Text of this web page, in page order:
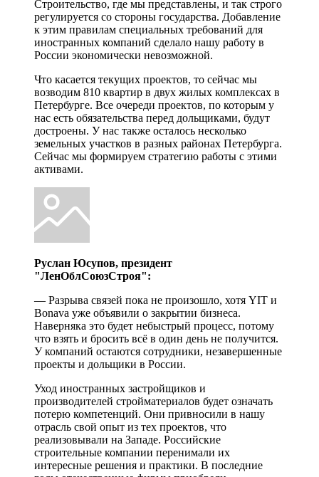
Строительство, где мы представлены, и так строго
регулируется со стороны государства. Добавление
к этим правилам специальных требований для
иностранных компаний сделало нашу работу в
России экономически невозможной.
Что касается текущих проектов, то сейчас мы
возводим 810 квартир в двух жилых комплексах в
Петербурге. Все очереди проектов, по которым у
нас есть обязательства перед дольщиками, будут
достроены. У нас также осталось несколько
земельных участков в разных районах Петербурга.
Сейчас мы формируем стратегию работы с этими
активами.
Руслан Юсупов, президент
"ЛенОблСоюзСтроя":
— Разрыва связей пока не произошло, хотя YIT и
Bonava уже объявили о закрытии бизнеса.
Наверняка это будет небыстрый процесс, потому
что взять и бросить всё в один день не получится.
У компаний остаются сотрудники, незавершенные
проекты и дольщики в России.
Уход иностранных застройщиков и
производителей стройматериалов будет означать
потерю компетенций. Они привносили в нашу
отрасль свой опыт из тех проектов, что
реализовывали на Западе. Российские
строительные компании перенимали их
интересные решения и практики. В последние